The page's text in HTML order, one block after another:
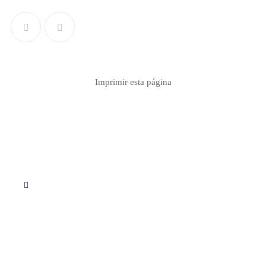
Imprimir esta página